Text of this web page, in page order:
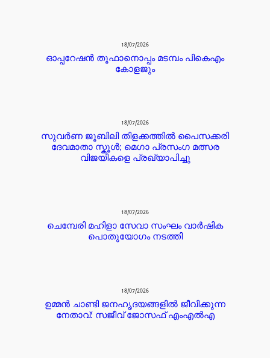
18/07/2026
ഓപ്പറേഷൻ തൂഫാനൊപ്പം മടമ്പം പികെഎം
കോളജും
18/07/2026
സുവർണ ജൂബിലി തിളക്കത്തിൽ പൈസക്കരി
ദേവമാതാ സ്കൂൾ; മെഗാ പ്രസംഗ മത്സര
വിജയികളെ പ്രഖ്യാപിച്ചു
18/07/2026
ചെമ്പേരി മഹിളാ സേവാ സംഘം വാർഷിക
പൊതുയോഗം നടത്തി
18/07/2026
ഉമ്മൻ ചാണ്ടി ജനഹൃദയങ്ങളിൽ ജീവിക്കുന്ന
നേതാവ്: സജീവ് ജോസഫ് എംഎൽഎ